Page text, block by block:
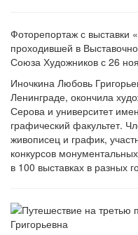
Фоторепортаж с выставки
проходившей в
Союза Художников с 26
Иночкина Любовь
Ленинграде, окончила
Серова и университет
графический факультет.
живописец и график,
конкурсов
в 100 выставках в разных